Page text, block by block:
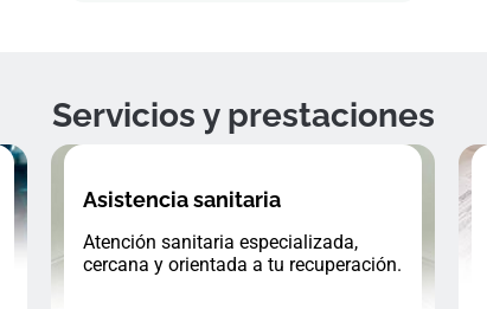
Servicios y prestaciones
Asistencia sanitaria
Atención sanitaria especializada,
cercana y orientada a tu recuperación.